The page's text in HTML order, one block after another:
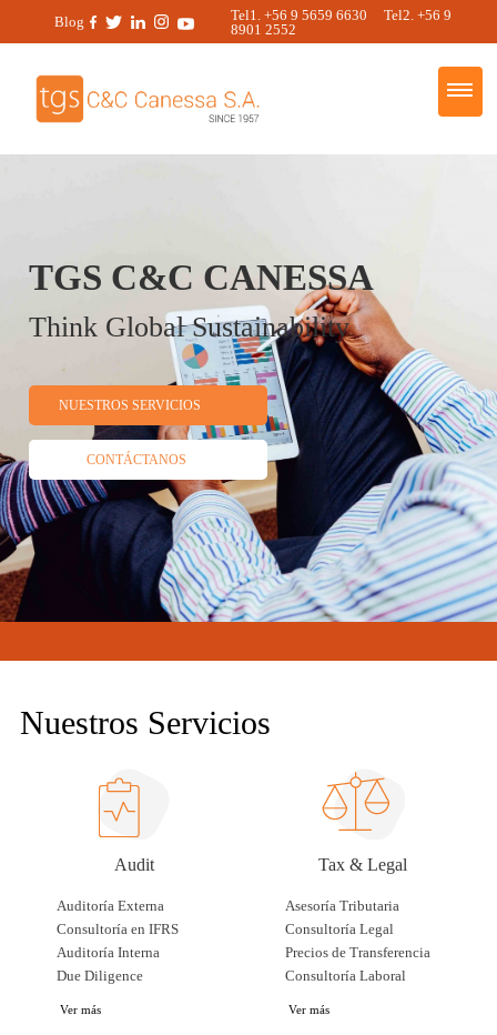
Blog
Tel1. +56 9 5659 6630 Tel2. +56 9
8901 2552
TGS C&C CANESSA
Think Global Sustainability
NUESTROS SERVICIOS
CONTÁCTANOS
Nuestros Servicios
Audit
Auditoría Externa
Consultoría en IFRS
Auditoría Interna
Due Diligence
Ver más
Tax & Legal
Asesoría Tributaria
Consultoría Legal
Precios de Transferencia
Consultoría Laboral
Ver más